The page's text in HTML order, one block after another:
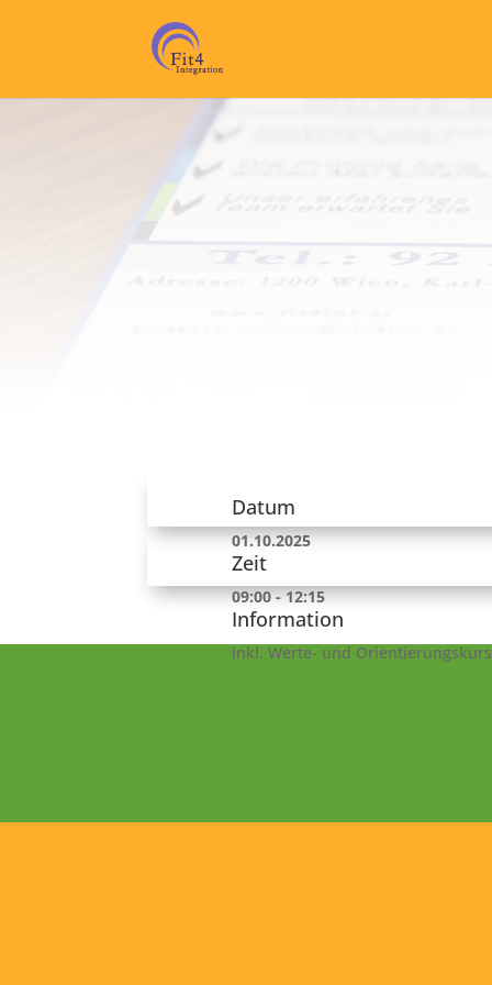
Datum
01.10.2025
Zeit
09:00 - 12:15
Information
inkl. Werte- und